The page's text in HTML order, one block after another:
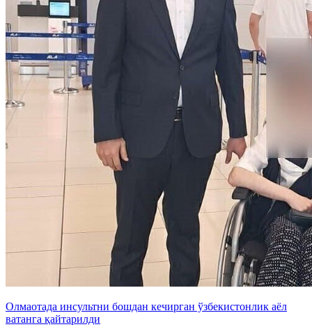
Олмаотада инсультни бошдан кечирган ўзбекистонлик аёл
ватанга қайтарилди